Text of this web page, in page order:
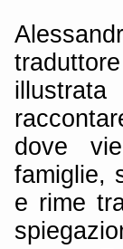
dove
famiglie,
e rime